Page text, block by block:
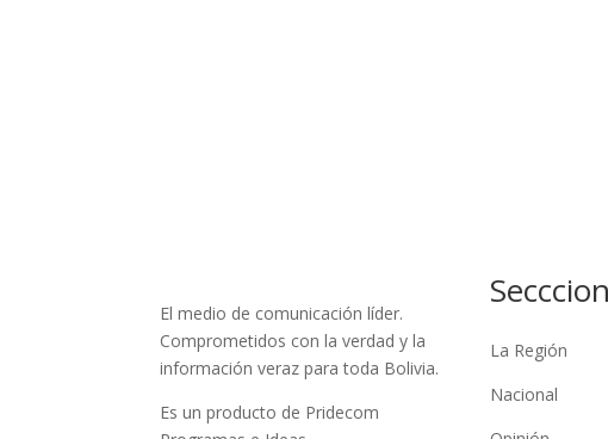
El medio de comunicación líder.
Comprometidos con la verdad y la
información veraz para toda Bolivia.
Es un producto de Pridecom
La Región
Nacional